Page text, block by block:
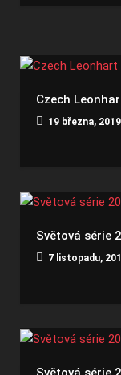
Czech
19 března, 2019
Světová série
7 listopadu,